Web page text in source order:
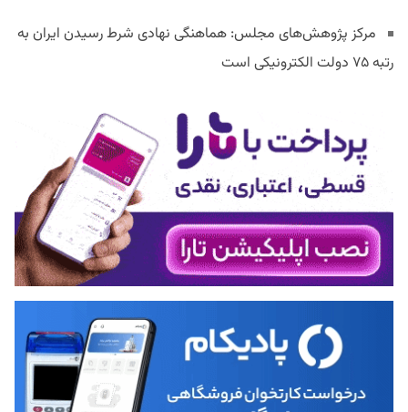
مرکز پژوهش‌های مجلس: هماهنگی نهادی شرط رسیدن ایران به
رتبه ۷۵ دولت الکترونیکی است